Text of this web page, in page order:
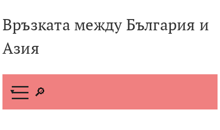
Връзката между България и
Азия
М
н